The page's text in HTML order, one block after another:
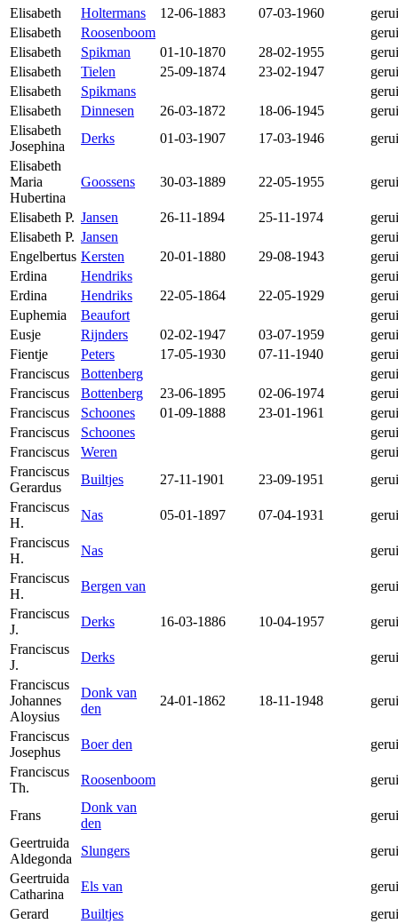
Elisabeth
Holtermans 12-06-1883 07-03-1960
Elisabeth
Roosenboom
Elisabeth
Spikman 01-10-1870 28-02-1955
Elisabeth
Tielen 25-09-1874 23-02-1947
Elisabeth
Spikmans
Elisabeth
Dinnesen 26-03-1872 18-06-1945
Elisabeth
Josephina
Derks 01-03-1907 17-03-1946
Elisabeth
Maria
Hubertina
Goossens 30-03-1889 22-05-1955
Elisabeth P. Jansen 26-11-1894 25-11-1974
Elisabeth P. Jansen
Engelbertus Kersten 20-01-1880 29-08-1943
Erdina
Hendriks
Erdina
Hendriks 22-05-1864 22-05-1929
Euphemia
Beaufort
Eusje
Rijnders 02-02-1947 03-07-1959
Fientje
Peters 17-05-1930 07-11-1940
Franciscus
Bottenberg
Franciscus
Bottenberg 23-06-1895 02-06-1974
Franciscus
Schoones 01-09-1888 23-01-1961
Franciscus
Schoones
Franciscus
Weren
Franciscus
Gerardus
Builtjes 27-11-1901 23-09-1951
Franciscus
H.
Nas 05-01-1897 07-04-1931
Franciscus
H.
Nas
Franciscus
H.
Bergen van
Franciscus
J.
Derks 16-03-1886 10-04-1957
Franciscus
J.
Derks
Franciscus
Johannes
Aloysius
Donk van
den
24-01-1862 18-11-1948
Franciscus
Josephus
Boer den
Franciscus
Th.
Roosenboom
Frans
Donk van
den
Geertruida
Aldegonda
Slungers
Geertruida
Catharina
Els van
Gerard
Builtjes